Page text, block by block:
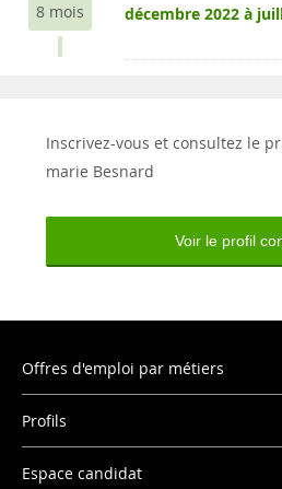
8 mois décembre 2022 à
Inscrivez-vous et consultez le
marie Besnard
Voir le profil
Offres d'emploi par métiers
Profils
Espace candidat